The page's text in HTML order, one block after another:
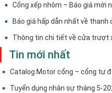
Cổng xếp nhôm – Báo giá mới
Báo giá hấp dẫn nhất về
Thông tin chi tiết về cửa trượt
Tin mới nhất
Catalog Motor cổng – cổng tự
Tuyển dụng nhân sự tháng 5-